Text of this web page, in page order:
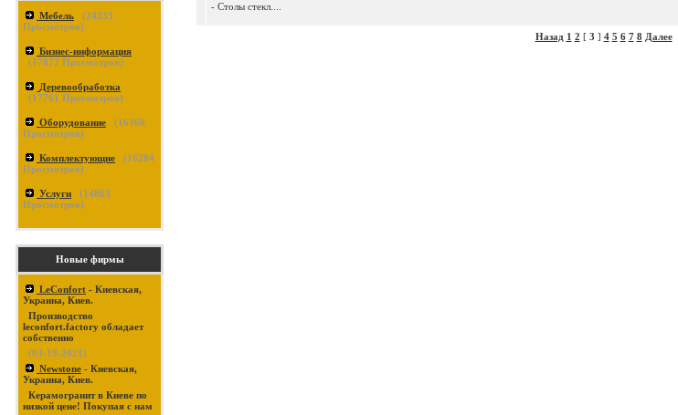
Мебель (24233
Просмотров)
Бизнес-информация
(17872 Просмотров)
Деревообработка
(17761 Просмотров)
Оборудование (16368
Просмотров)
Комплектующие (16284
Просмотров)
Услуги (14863
Просмотров)
Новые фирмы
LeConfort - Киевская,
Украина, Киев.
Производство
leconfort.factory обладает
собственно
(03-19-2021)
Newstone - Киевская,
Украина, Киев.
Керамогранит в Киеве по
низкой цене! Покупая с нам
- Столы стекл....
Назад 1 2 [ 3 ] 4 5 6 7 8 Далее